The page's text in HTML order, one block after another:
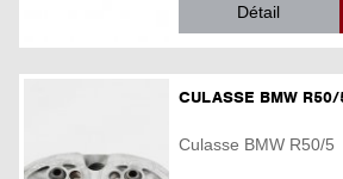
Détail
CULASSE BMW R50/
Culasse BMW R50/5